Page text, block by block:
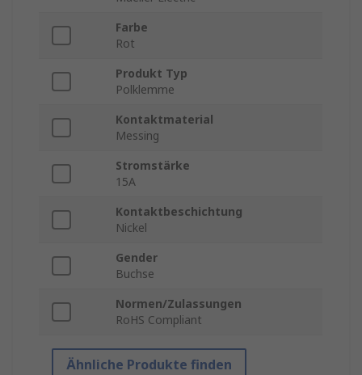
Farbe
Rot
Produkt Typ
Polklemme
Kontaktmaterial
Messing
Stromstärke
15A
Kontaktbeschichtung
Nickel
Gender
Buchse
Normen/Zulassungen
RoHS Compliant
Ähnliche Produkte finden